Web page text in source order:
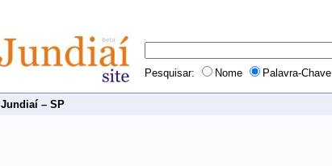
Pesquisar: Nome Palavra-Chave
Jundiaí – SP